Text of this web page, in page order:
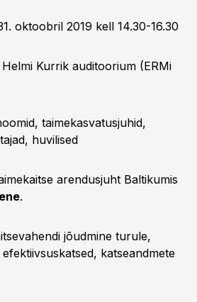
oktoobril 2019 kell 14.30-16.30
Kurrik auditoorium (ERMi
taimekasvatusjuhid,
huvilised
arendusjuht Baltikumis
.
jõudmine turule,
katseandmete